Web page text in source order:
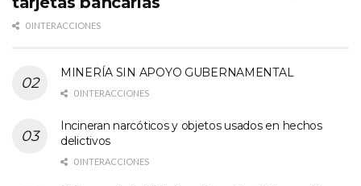
0 INTERACCIONES
MINERÍA SIN APOYO GUBERNAMENTAL
0 INTERACCIONES
Incineran narcóticos y objetos usados en hechos
delictivos
0 INTERACCIONES